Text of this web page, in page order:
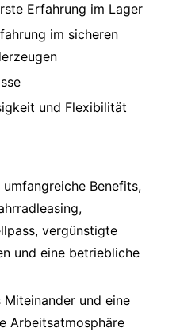
Erfahrung im Lager
im sicheren
und Flexibilität
Benefits,
vergünstigte
und eine betriebliche
und eine
Arbeitsatmosphäre